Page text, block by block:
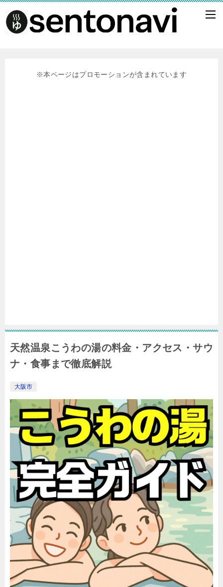
※本ページはプロモーションが含まれています
天然温泉こうわの湯の料金・アクセス・サウ
ナ・食事まで徹底解説
大阪市